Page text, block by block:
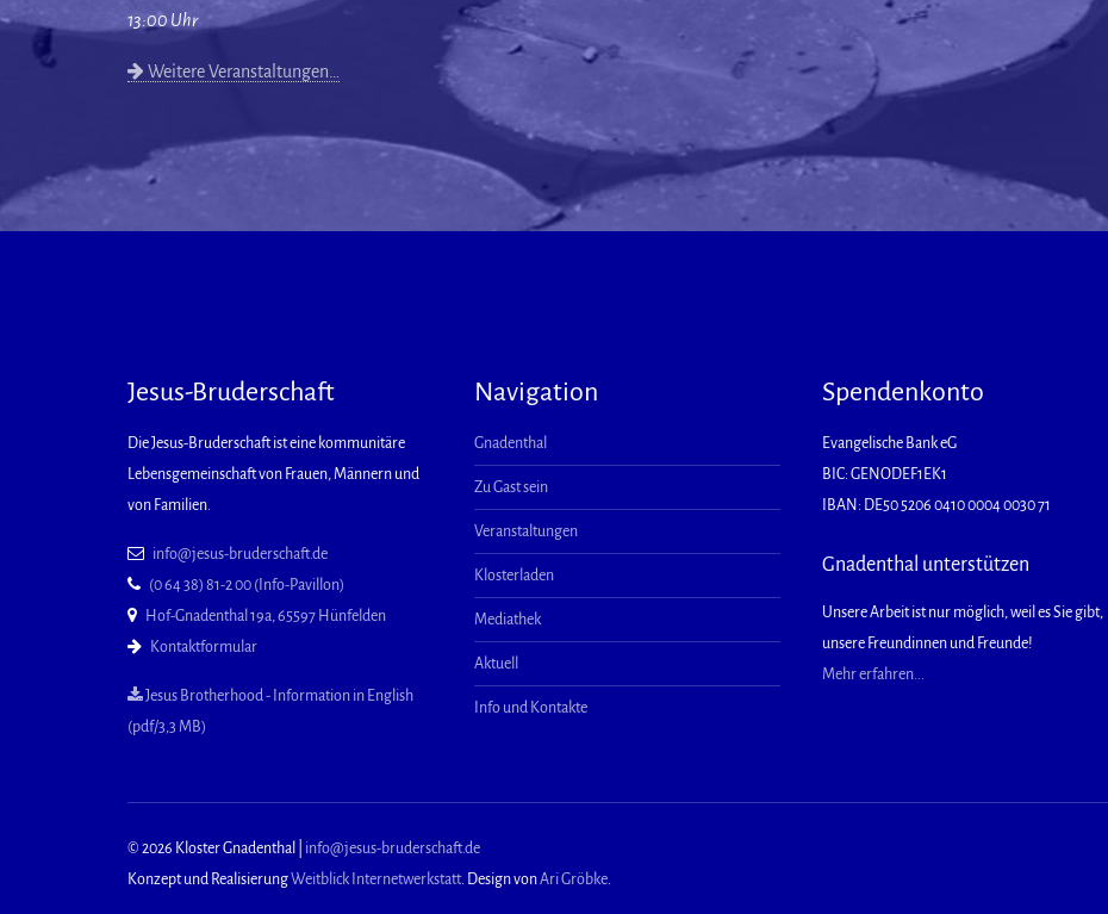
13:00 Uhr
Weitere Veranstaltungen…
Jesus-Bruderschaft
Die Jesus-Bruderschaft ist eine kommunitäre
Lebensgemeinschaft von Frauen, Männern und
von Familien.
info@jesus-bruderschaft.de
(0 64 38) 81-2 00 (Info-Pavillon)
Hof-Gnadenthal 19a, 65597 Hünfelden
Kontaktformular
Jesus Brotherhood - Information in English
(pdf/3,3 MB)
Navigation
Gnadenthal
Zu Gast sein
Veranstaltungen
Klosterladen
Mediathek
Aktuell
Info und Kontakte
Spendenkonto
Evangelische Bank eG
BIC: GENODEF1EK1
IBAN: DE50 5206 0410 0004 0030 71
Gnadenthal unterstützen
Unsere Arbeit ist nur möglich, weil es Sie gibt,
unsere Freundinnen und Freunde!
Mehr erfahren...
© 2026 Kloster Gnadenthal | info@jesus-bruderschaft.de
Konzept und RealisierungWeitblick Internetwerkstatt. Design vonAri Gröbke.